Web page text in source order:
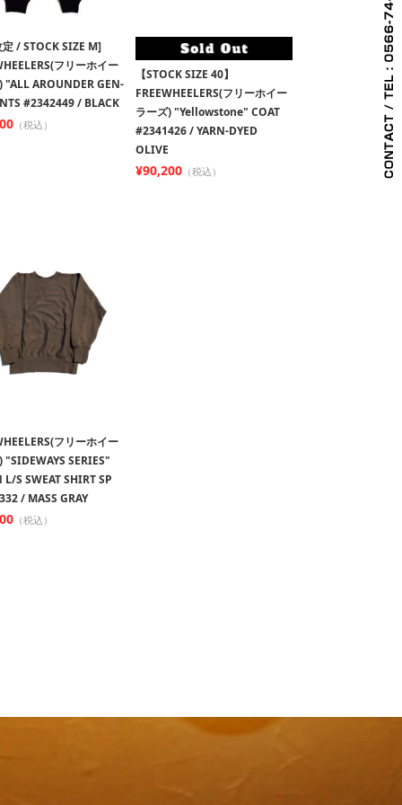
/ STOCK SIZE M]
フリーホイー
"ALL AROUNDER GEN-
#2342449 / BLACK
（税込）
【STOCK SIZE 40】
FREEWHEELERS(フリーホイー
ラーズ) "Yellowstone" COAT
#2341426 / YARN-DYED
OLIVE
¥90,200（税込）
フリーホイー
"SIDEWAYS SERIES"
L/S SWEAT SHIRT SP
/ MASS GRAY
（税込）